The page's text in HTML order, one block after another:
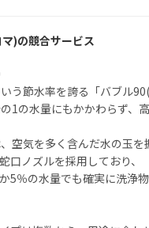
)の競合サービス
う節水率を誇る「バブル
1の水量にもかかわらず、
空気を多く含んだ水の玉を
口ノズルを採用しており、
5％の水量でも確実に洗浄